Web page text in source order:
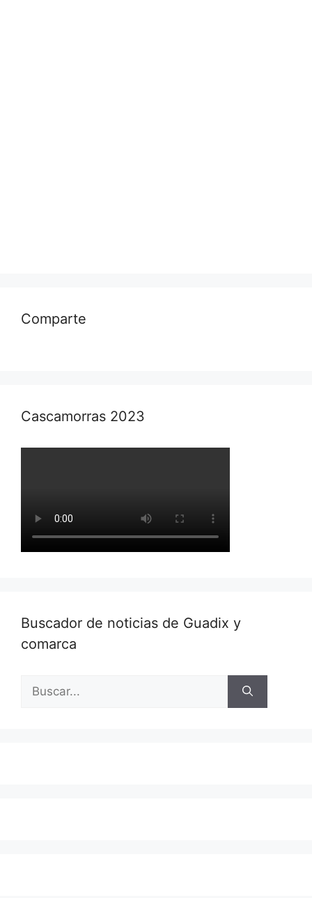
Comparte
Cascamorras 2023
Buscador de noticias de Guadix y
comarca
Buscar: